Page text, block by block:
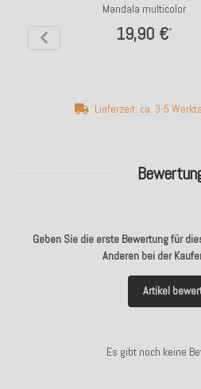
Geben Sie die erste Bewertung für
Anderen bei der
Artikel
Es gibt noch keine
Mandala multicolor
19,90 €*
Lieferzeit: ca. 3-5